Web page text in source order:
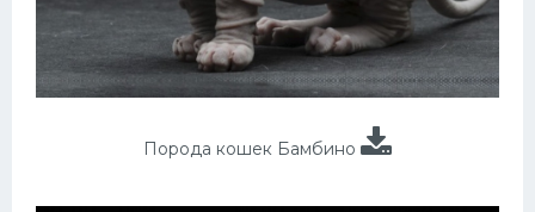
Порода кошек Бамбино